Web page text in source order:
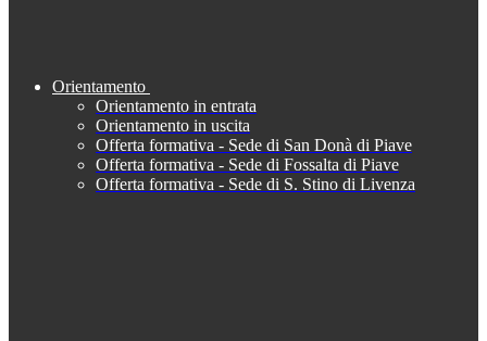
Orientamento
Orientamento in entrata
Orientamento in uscita
Offerta formativa - Sede di San Donà di Piave
Offerta formativa - Sede di Fossalta di Piave
Offerta formativa - Sede di S. Stino di Livenza